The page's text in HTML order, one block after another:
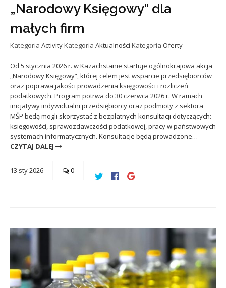
„Narodowy Księgowy” dla
małych firm
Kategoria ActivityKategoria Aktualności Kategoria Oferty
Od 5 stycznia 2026 r. w Kazachstanie startuje ogólnokrajowa akcja
„Narodowy Księgowy”, której celem jest wsparcie przedsiębiorców
oraz poprawa jakości prowadzenia księgowości i rozliczeń
podatkowych. Program potrwa do 30 czerwca 2026 r. W ramach
inicjatywy indywidualni przedsiębiorcy oraz podmioty z sektora
MŚP będą mogli skorzystać z bezpłatnych konsultacji dotyczących:
księgowości, sprawozdawczości podatkowej, pracy w państwowych
systemach informatycznych. Konsultacje będą prowadzone…
CZYTAJ DALEJ
13 sty2026 0